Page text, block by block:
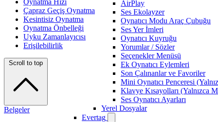
AirPlay
Ses Ekolayzer
Oynatıcı Modu Araç Çubuğu
Ses Yer İmleri
Oynatıcı Kuyruğu
Yorumlar / Sözler
Seçenekler Menüsü
Ek Oynatıcı Eylemleri
Son Çalınanlar ve Favoriler
Mini Oynatıcı Penceresi
Klavye Kısayolları (Yalnızca
Ses Oynatıcı Ayarları
Yerel Dosyalar
Evertag
Oynatma Hızı
Çapraz Geçiş Oynatma
Kesintisiz Oynatma
Oynatma Önbelleği
Uyku Zamanlayıcısı
Erişilebilirlik
Scroll to top
Belgeler